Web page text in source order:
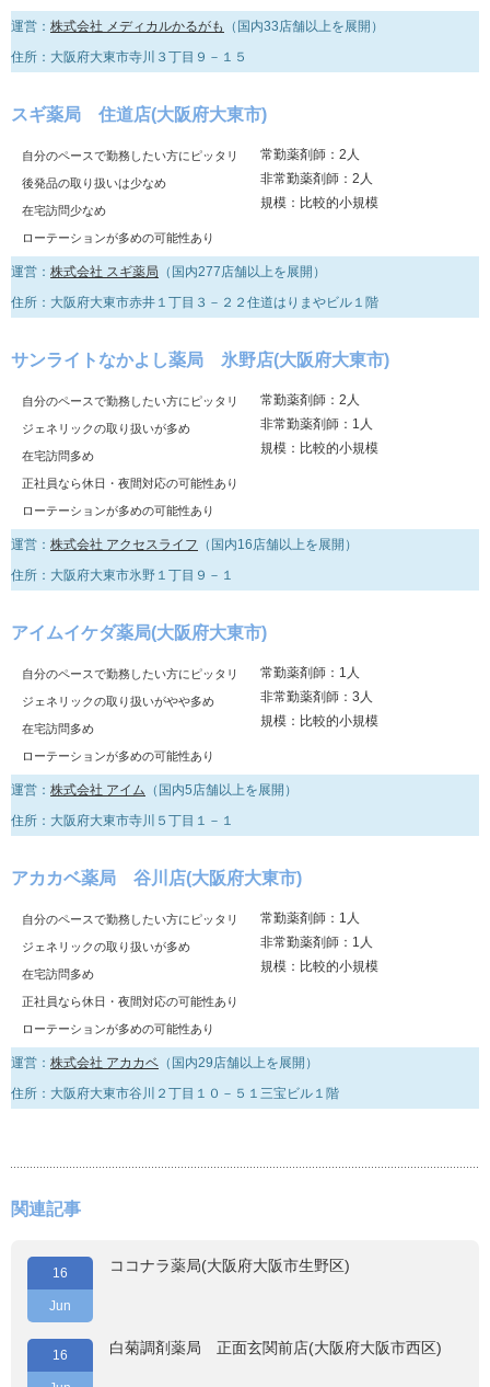
運営： 株式会社 メディカルかるがも
（国内33店舗以上を展開）
住所：大阪府大東市寺川３丁目９－１５
スギ薬局 住道店(大阪府大東市)
自分のペースで勤務したい方にピッタリ
後発品の取り扱いは少なめ
在宅訪問少なめ
ローテーションが多めの可能性あり
常勤薬剤師：2人
非常勤薬剤師：2人
規模：比較的小規模
運営： 株式会社 スギ薬局 （国内277店舗以上を展開）
住所：大阪府大東市赤井１丁目３－２２住道はりまやビル１階
サンライトなかよし薬局 氷野店(大阪府大東市)
自分のペースで勤務したい方にピッタリ
ジェネリックの取り扱いが多め
在宅訪問多め
正社員なら休日・夜間対応の可能性あり
ローテーションが多めの可能性あり
常勤薬剤師：2人
非常勤薬剤師：1人
規模：比較的小規模
運営： 株式会社 アクセスライフ （国内16店舗以上を展開）
住所：大阪府大東市氷野１丁目９－１
アイムイケダ薬局(大阪府大東市)
自分のペースで勤務したい方にピッタリ
ジェネリックの取り扱いがやや多め
在宅訪問多め
ローテーションが多めの可能性あり
常勤薬剤師：1人
非常勤薬剤師：3人
規模：比較的小規模
運営： 株式会社 アイム （国内5店舗以上を展開）
住所：大阪府大東市寺川５丁目１－１
アカカベ薬局 谷川店(大阪府大東市)
自分のペースで勤務したい方にピッタリ
ジェネリックの取り扱いが多め
在宅訪問多め
正社員なら休日・夜間対応の可能性あり
ローテーションが多めの可能性あり
常勤薬剤師：1人
非常勤薬剤師：1人
規模：比較的小規模
運営： 株式会社 アカカベ （国内29店舗以上を展開）
住所：大阪府大東市谷川２丁目１０－５１三宝ビル１階
関連記事
16
Jun
ココナラ薬局(大阪府大阪市生野区)
16 白菊調剤薬局 正面玄関前店(大阪府大阪市西区)